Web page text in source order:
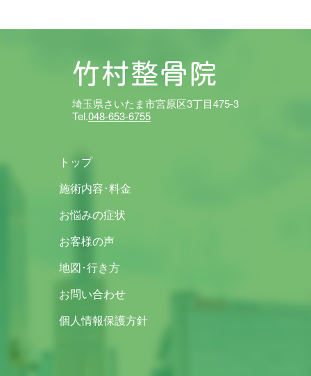
竹村整骨院
埼玉県さいたま市宮原区3丁目475-3
Tel.048-653-6755
トップ
施術内容･料金
お悩みの症状
お客様の声
地図･行き方
お問い合わせ
個人情報保護方針